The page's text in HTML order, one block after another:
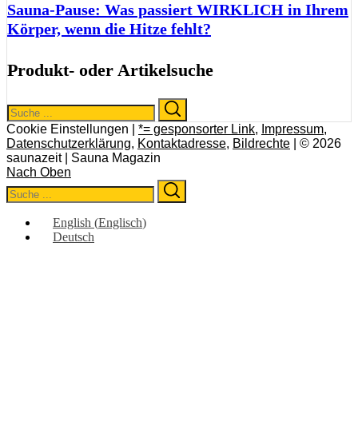
Sauna-Pause: Was passiert WIRKLICH in Ihrem
Körper, wenn die Hitze fehlt?
Produkt- oder Artikelsuche
Search
for:
Cookie Einstellungen | *= gesponsorter Link, Impressum,
Datenschutzerklärung, Kontaktadresse, Bildrechte | © 2026
saunazeit | Sauna Magazin
Nach Oben
Search
for:
English (Englisch)
Deutsch